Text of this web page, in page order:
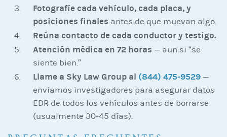
Fotografíe cada vehículo, cada placa, y
posiciones finales antes de que muevan algo.
Reúna contacto de cada conductor y testigo.
Atención médica en 72 horas — aun si “se
siente bien.”
Llame a Sky Law Group al (844) 475-9529 —
enviamos investigadores para asegurar datos
EDR de todos los vehículos antes de borrarse
(usualmente 30-45 días).